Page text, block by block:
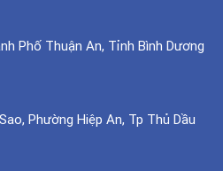
Phố Thuận An, Tỉnh Bình Dương
Phường Hiệp An, Tp Thủ Dầu